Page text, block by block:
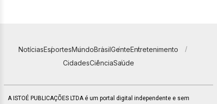
NotíciasEsportesMundoBrasilGenteEntretenimento
CidadesCiênciaSaúde
A ISTOÉ PUBLICAÇÕES LTDA é um portal digital independente e sem